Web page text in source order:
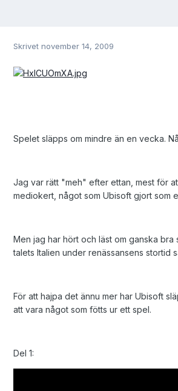
Skrivet november 14, 2009
Spelet släpps om mindre än en vecka.
Jag var rätt "meh" efter ettan, mest för
mediokert, något som Ubisoft gjort som
Men jag har hört och läst om ganska
talets Italien under renässansens stortid
För att hajpa det ännu mer har Ubisoft
att vara något som fötts ur ett spel.
Del 1: